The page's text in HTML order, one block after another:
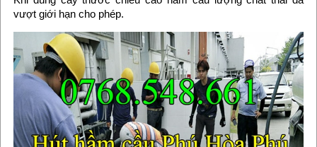
vượt giới hạn cho phép.